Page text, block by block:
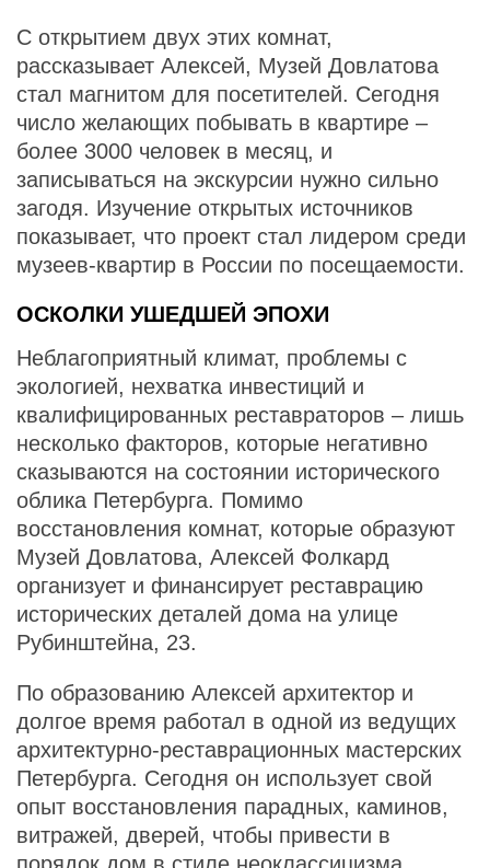
С открытием двух этих комнат,
рассказывает Алексей, Музей Довлатова
стал магнитом для посетителей. Сегодня
число желающих побывать в квартире –
более 3000 человек в месяц, и
записываться на экскурсии нужно сильно
загодя. Изучение открытых источников
показывает, что проект стал лидером среди
музеев-квартир в России по посещаемости.
ОСКОЛКИ УШЕДШЕЙ ЭПОХИ
Неблагоприятный климат, проблемы с
экологией, нехватка инвестиций и
квалифицированных реставраторов – лишь
несколько факторов, которые негативно
сказываются на состоянии исторического
облика Петербурга. Помимо
восстановления комнат, которые образуют
Музей Довлатова, Алексей Фолкард
организует и финансирует реставрацию
исторических деталей дома на улице
Рубинштейна, 23.
По образованию Алексей архитектор и
долгое время работал в одной из ведущих
архитектурно-реставрационных мастерских
Петербурга. Сегодня он использует свой
опыт восстановления парадных, каминов,
витражей, дверей, чтобы привести в